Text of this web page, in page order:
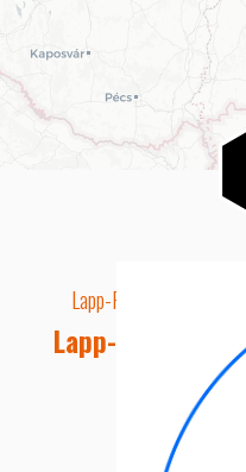
Lapp-Fa EUTR
Lapp-fa Kft.
E-mail cím: